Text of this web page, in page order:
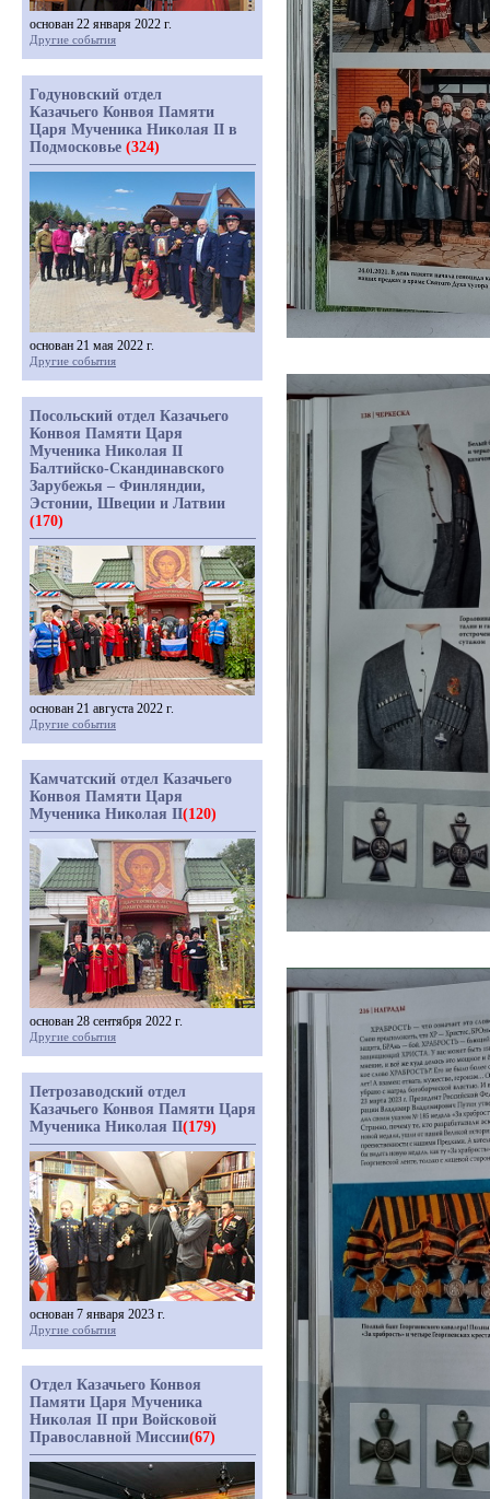
основан 22 января 2022 г.
Другие события
Годуновский отдел
Казачьего Конвоя Памяти
Царя Мученика Николая II в
Подмосковье (324)
основан 21 мая 2022 г.
Другие события
Посольский отдел Казачьего
Конвоя Памяти Царя
Мученика Николая II
Балтийско-Скандинавского
Зарубежья – Финляндии,
Эстонии, Швеции и Латвии
(170)
основан 21 августа 2022 г.
Другие события
Камчатский отдел Казачьего
Конвоя Памяти Царя
Мученика Николая II(120)
основан 28 сентября 2022 г.
Другие события
Петрозаводский отдел
Казачьего Конвоя Памяти Царя
Мученика Николая II(179)
основан 7 января 2023 г.
Другие события
Отдел Казачьего Конвоя
Памяти Царя Мученика
Николая II при Войсковой
Православной Миссии(67)